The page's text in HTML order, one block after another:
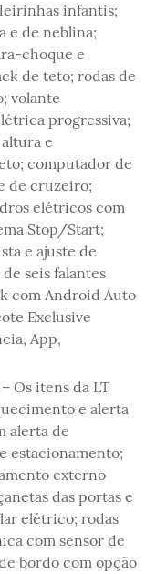
infantis;
e de neblina;
choque e
de teto; rodas de
volante
progressiva;
e
computador de
de cruzeiro;
elétricos com
Stop/Start;
e ajuste de
seis falantes
com Android Auto
Exclusive
App,
– Os itens da LT
e alerta
alerta de
estacionamento;
externo
das portas e
elétrico; rodas
com sensor de
bordo com opção